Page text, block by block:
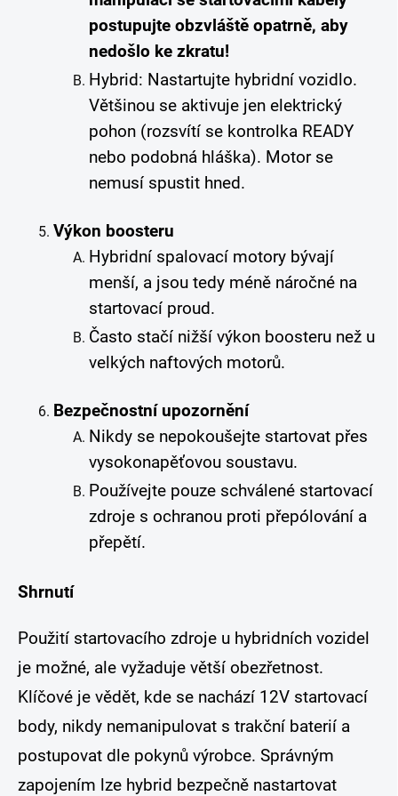
postupujte obzvláště opatrně, aby
nedošlo ke zkratu!
Hybrid: Nastartujte hybridní vozidlo.
Většinou se aktivuje jen elektrický
pohon (rozsvítí se kontrolka READY
nebo podobná hláška). Motor se
nemusí spustit hned.
Výkon boosteru
Hybridní spalovací motory bývají
menší, a jsou tedy méně náročné na
startovací proud.
Často stačí nižší výkon boosteru než u
velkých naftových motorů.
Bezpečnostní upozornění
Nikdy se nepokoušejte startovat přes
vysokonapěťovou soustavu.
Používejte pouze schválené startovací
zdroje s ochranou proti přepólování a
přepětí.
Shrnutí
Použití startovacího zdroje u hybridních vozidel
je možné, ale vyžaduje větší obezřetnost.
Klíčové je vědět, kde se nachází 12V startovací
body, nikdy nemanipulovat s trakční baterií a
postupovat dle pokynů výrobce. Správným
zapojením lze hybrid bezpečně nastartovat